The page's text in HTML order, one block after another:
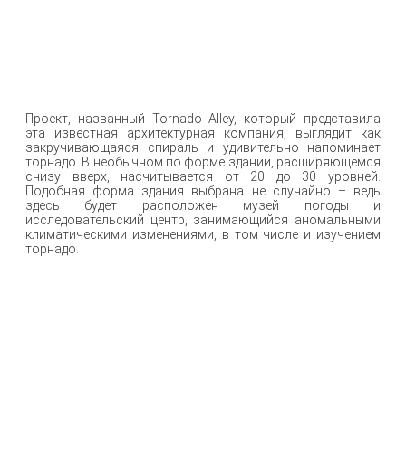
Проект, названный Tornado Alley, который представила
эта известная архитектурная компания, выглядит как
закручивающаяся спираль и удивительно напоминает
торнадо. В необычном по форме здании, расширяющемся
снизу вверх, насчитывается от 20 до 30 уровней.
Подобная форма здания выбрана не случайно – ведь
здесь будет расположен музей погоды и
исследовательский центр, занимающийся аномальными
климатическими изменениями, в том числе и изучением
торнадо.